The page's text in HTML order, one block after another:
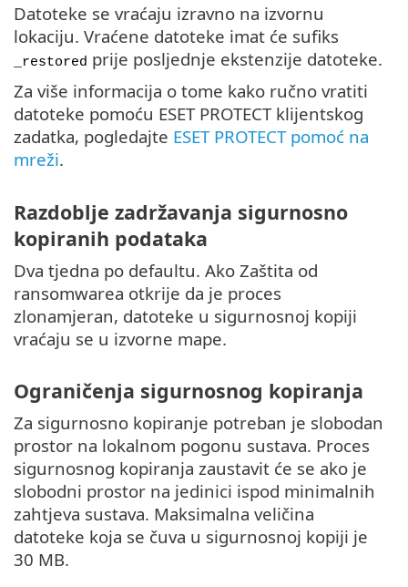
Datoteke se vraćaju izravno na izvornu
lokaciju. Vraćene datoteke imat će sufiks
_restored prije posljednje ekstenzije datoteke.
Za više informacija o tome kako ručno vratiti
datoteke pomoću ESET PROTECT klijentskog
zadatka, pogledajte ESET PROTECT pomoć na
mreži.
Razdoblje zadržavanja sigurnosno
kopiranih podataka
Dva tjedna po defaultu. Ako Zaštita od
ransomwarea otkrije da je proces
zlonamjeran, datoteke u sigurnosnoj kopiji
vraćaju se u izvorne mape.
Ograničenja sigurnosnog kopiranja
Za sigurnosno kopiranje potreban je slobodan
prostor na lokalnom pogonu sustava. Proces
sigurnosnog kopiranja zaustavit će se ako je
slobodni prostor na jedinici ispod minimalnih
zahtjeva sustava. Maksimalna veličina
datoteke koja se čuva u sigurnosnoj kopiji je
30 MB.